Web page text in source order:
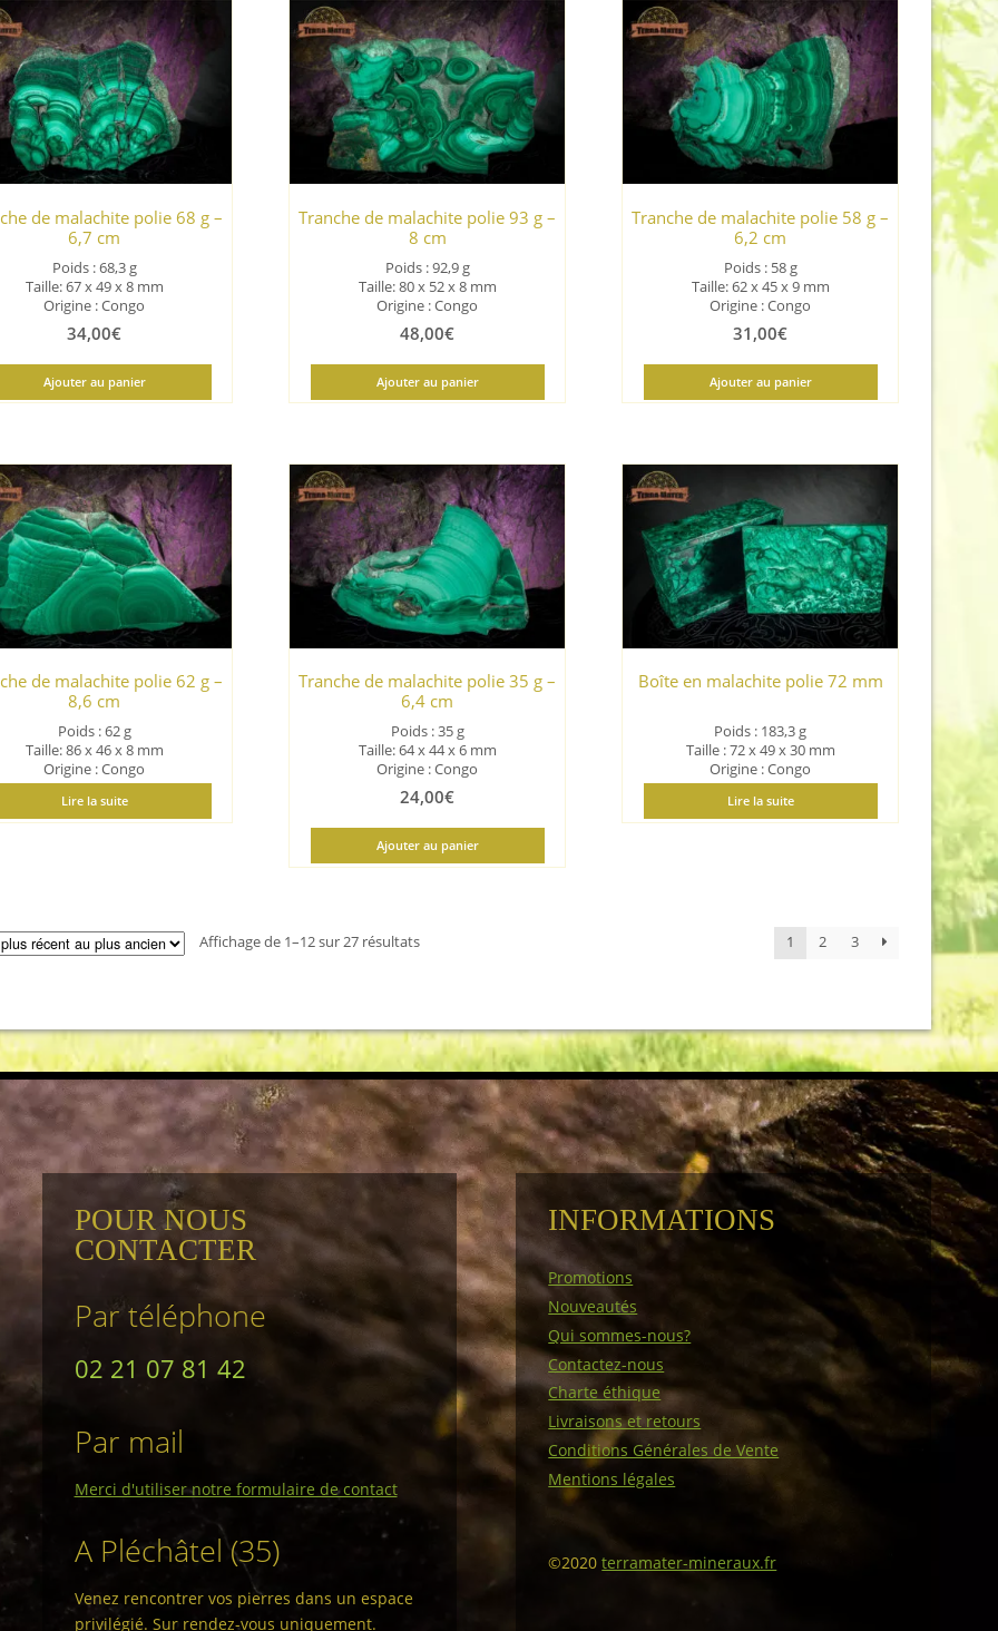
de malachite polie 68 g –
6,7 cm
Poids : 68,3 g
Taille: 67 x 49 x 8 mm
Origine : Congo
34,00€
Ajouter au panier
Tranche de malachite polie 93 g –
8 cm
Poids : 92,9 g
Taille: 80 x 52 x 8 mm
Origine : Congo
48,00€
Ajouter au panier
Tranche de malachite polie 58 g –
6,2 cm
Poids : 58 g
Taille: 62 x 45 x 9 mm
Origine : Congo
31,00€
Ajouter au panier
de malachite polie 62 g –
8,6 cm
Poids : 62 g
Taille: 86 x 46 x 8 mm
Origine : Congo
Lire la suite
Tranche de malachite polie 35 g –
6,4 cm
Poids : 35 g
Taille: 64 x 44 x 6 mm
Origine : Congo
24,00€
Ajouter au panier
Boîte en malachite polie 72 mm
Poids : 183,3 g
Taille : 72 x 49 x 30 mm
Origine : Congo
Lire la suite
Affichage de 1–12 sur 27 résultatsTrié
au
plus
ancien
1 2 3
POUR NOUS
CONTACTER
Par téléphone
02 21 07 81 42
Par mail
Merci d'utiliser notre formulaire de contact
A Pléchâtel (35)
Venez rencontrer vos pierres dans un espace
privilégié. Sur rendez-vous uniquement.
INFORMATIONS
Promotions
Nouveautés
Qui sommes-nous?
Contactez-nous
Charte éthique
Livraisons et retours
Conditions Générales de Vente
Mentions légales
©2020terramater-mineraux.fr